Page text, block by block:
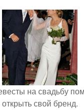
на свадьбу
открыть свой бренд.